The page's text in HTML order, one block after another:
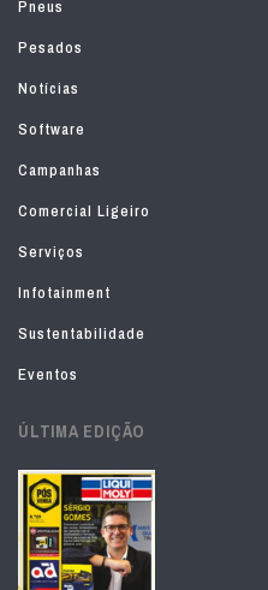
Pneus
Pesados
Notícias
Software
Campanhas
Comercial Ligeiro
Serviços
Infotainment
Sustentabilidade
Eventos
ÚLTIMA EDIÇÃO